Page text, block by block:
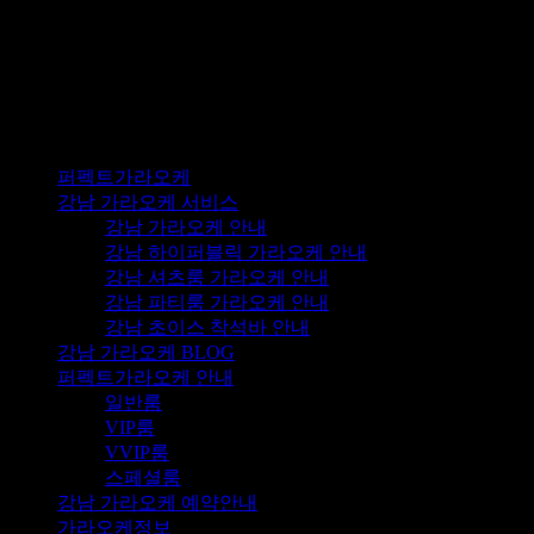
퍼펙트가라오케
강남 가라오케 서비스
강남 가라오케 안내
강남 하이퍼블릭 가라오케 안내
강남 셔츠룸 가라오케 안내
강남 파티룸 가라오케 안내
강남 초이스 착석바 안내
강남 가라오케 BLOG
퍼펙트가라오케 안내
일반룸
VIP룸
VVIP룸
스페셜룸
강남 가라오케 예약안내
가라오케정보